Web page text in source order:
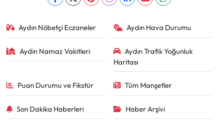
Aydın Nöbetçi Eczaneler Aydın Hava Durumu
Aydin Namaz Vakitleri
Aydın Trafik Yoğunluk
Haritası
Puan Durumu ve Fikstür Tüm Manşetler
Son Dakika Haberleri Haber Arşivi